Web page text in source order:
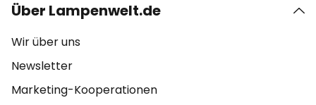
Über Lampenwelt.de
Wir über uns
Newsletter
Marketing-Kooperationen